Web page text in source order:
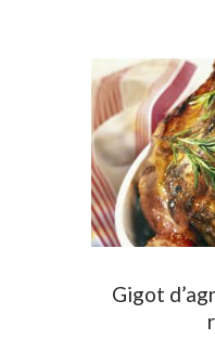
Gigot